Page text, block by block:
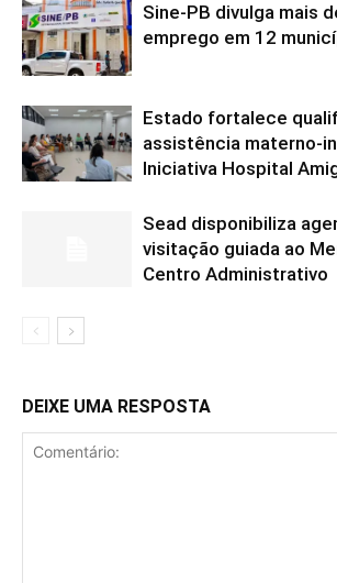
Sine-PB divulga mais
emprego em 12
Estado fortalece
assistência materno-
Iniciativa Hospital
Sead disponibiliza
visitação guiada ao
Centro Administrativo
DEIXE UMA RESPOSTA